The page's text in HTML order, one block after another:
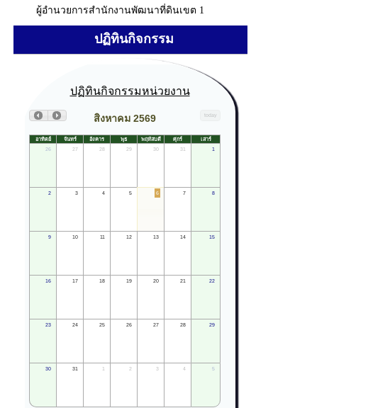
ผู้อำนวยการสำนักงานพัฒนาที่ดินเขต 1
ปฏิทินกิจกรรม